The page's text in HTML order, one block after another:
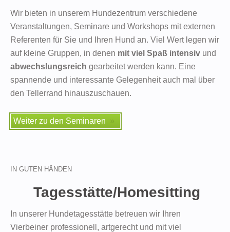
Wir bieten in unserem Hundezentrum verschiedene
Veranstaltungen, Seminare und Workshops mit externen
Referenten für Sie und Ihren Hund an. Viel Wert legen wir
auf kleine Gruppen, in denen mit viel Spaß intensiv und
abwechslungsreich gearbeitet werden kann. Eine
spannende und interessante Gelegenheit auch mal über
den Tellerrand hinauszuschauen.
Weiter zu den Seminaren
IN GUTEN HÄNDEN
Tagesstätte/Homesitting
In unserer Hundetagesstätte betreuen wir Ihren
Vierbeiner professionell, artgerecht und mit viel